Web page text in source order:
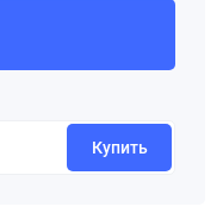
Купить